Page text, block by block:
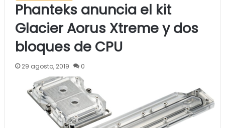
Phanteks anuncia el kit
Glacier Aorus Xtreme y dos
bloques de CPU
29 agosto, 2019 0